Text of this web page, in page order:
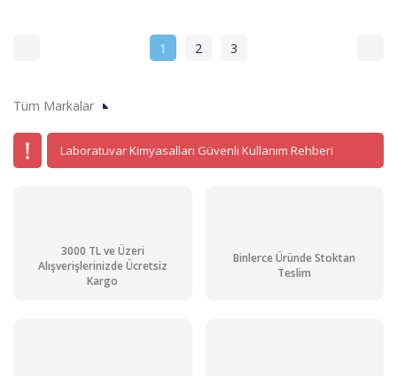
1 2 3
Tüm Markalar
Laboratuvar Kimyasalları Güvenli Kullanım Rehberi
3000 TL ve Üzeri
Alışverişlerinizde Ücretsiz
Kargo
Binlerce Üründe Stoktan
Teslim